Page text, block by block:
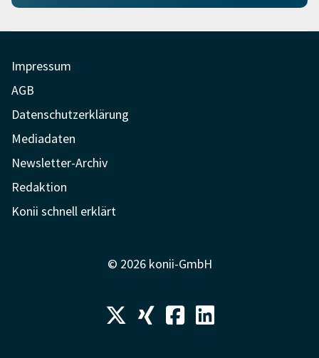
Impressum
AGB
Datenschutzerklärung
Mediadaten
Newsletter-Archiv
Redaktion
Konii schnell erklärt
© 2026 konii-GmbH